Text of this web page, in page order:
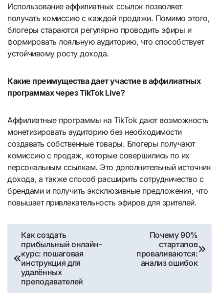
Использование аффилиатных ссылок позволяет
получать комиссию с каждой продажи. Помимо этого,
блогеры стараются регулярно проводить эфиры и
формировать лояльную аудиторию, что способствует
устойчивому росту дохода.
Какие преимущества дает участие в аффилиатных
программах через TikTok Live?
Аффилиатные программы на TikTok дают возможность
монетизировать аудиторию без необходимости
создавать собственные товары. Блогеры получают
комиссию с продаж, которые совершились по их
персональным ссылкам. Это дополнительный источник
дохода, а также способ расширить сотрудничество с
брендами и получить эксклюзивные предложения, что
повышает привлекательность эфиров для зрителей.
Навигация
по
записям
Как создать
прибыльный онлайн-
курс: пошаговая
инструкция для
удалённых
преподавателей
Почему 90%
стартапов
проваливаются:
анализ ошибок